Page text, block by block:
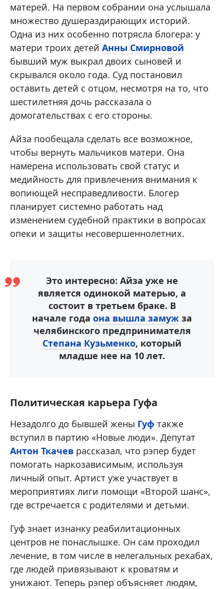
матерей. На первом собрании она услышала
множество душераздирающих историй.
Одна из них особенно потрясла блогера: у
матери троих детей Анны Смирновой
бывший муж выкрал двоих сыновей и
скрывался около года. Суд постановил
оставить детей с отцом, несмотря на то, что
шестилетняя дочь рассказала о
домогательствах с его стороны.
Айза пообещала сделать все возможное,
чтобы вернуть мальчиков матери. Она
намерена использовать свой статус и
медийность для привлечения внимания к
вопиющей несправедливости. Блогер
планирует системно работать над
изменением судебной практики в вопросах
опеки и защиты несовершеннолетних.
Это интересно: Айза уже не
является одинокой матерью, а
состоит в третьем браке. В
начале года она вышла замуж за
челябинского предпринимателя
Степана Кузьменко, который
младше нее на 10 лет.
Политическая карьера Гуфа
Незадолго до бывшей жены Гуф также
вступил в партию «Новые люди». Депутат
Антон Ткачев рассказал, что рэпер будет
помогать наркозависимым, используя
личный опыт. Артист уже участвует в
мероприятиях лиги помощи «Второй шанс»,
где встречается с родителями и детьми.
Гуф знает изнанку реабилитационных
центров не понаслышке. Он сам проходил
лечение, в том числе в нелегальных рехабах,
где людей привязывают к кроватям и
унижают. Теперь рэпер объясняет людям,